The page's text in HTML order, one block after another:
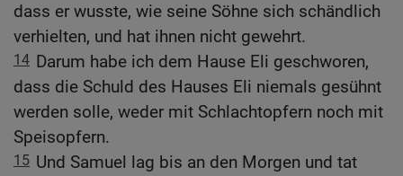
dass er wusste, wie seine Söhne sich schändlich
verhielten, und hat ihnen nicht gewehrt.
14 Darum habe ich dem Hause Eli geschworen,
dass die Schuld des Hauses Eli niemals gesühnt
werden solle, weder mit Schlachtopfern noch mit
Speisopfern.
15 Und Samuel lag bis an den Morgen und tat